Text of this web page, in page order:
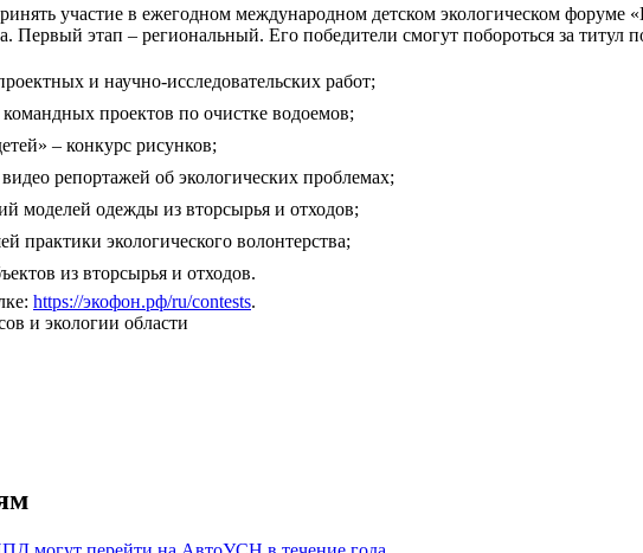
участие в ежегодном международном детском экологическом форуме
Первый этап – региональный. Его победители смогут побороться за титул
и научно-исследовательских работ;
проектов по очистке водоемов;
– конкурс рисунков;
репортажей об экологических проблемах;
моделей одежды из вторсырья и отходов;
экологического волонтерства;
из вторсырья и отходов.
https://экофон.рф/ru/contests.
и экологии области